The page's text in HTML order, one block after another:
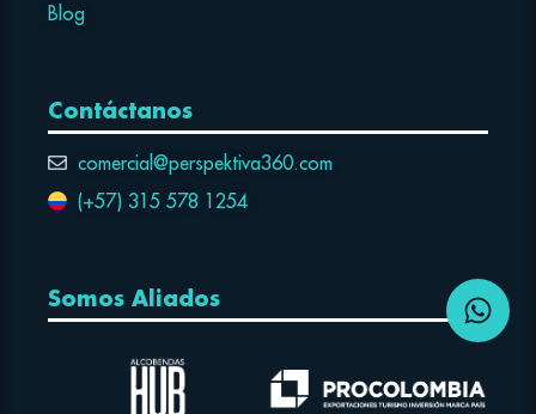
Blog
Contáctanos
comercial@perspektiva360.com
(+57) 315 578 1254
Somos Aliados